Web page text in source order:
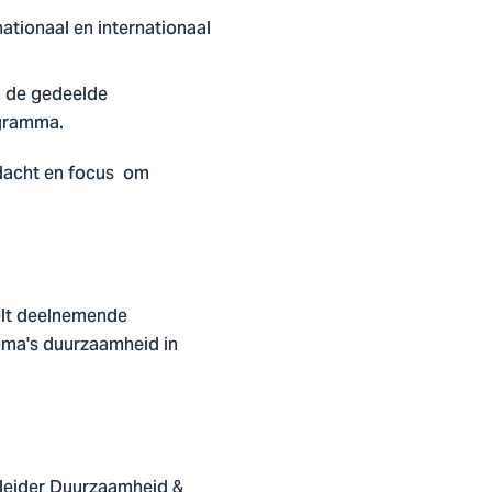
en internationaal
gedeelde
en focus om
deelnemende
duurzaamheid in